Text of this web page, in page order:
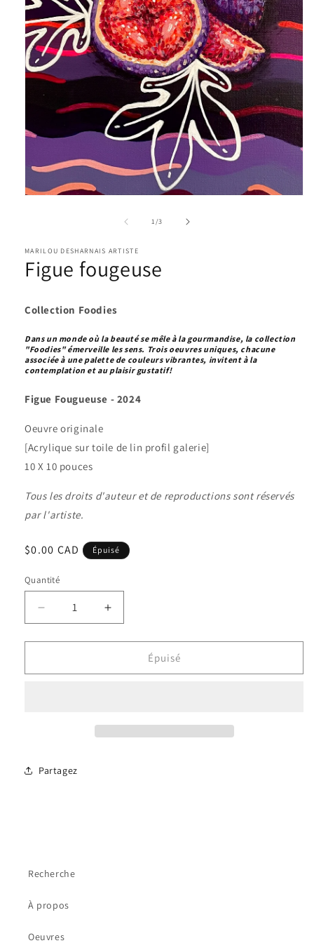
média
1
fenêtre
1/de
3
MARILOU DESHARNAIS ARTISTE
Figue fougeuse
Collection Foodies
Dans un monde où la beauté se mêle à la gourmandise, la collection
"Foodies" émerveille les sens. Trois oeuvres uniques, chacune
associée à une palette de couleurs vibrantes, invitent à la
contemplation et au plaisir gustatif!
Figue Fougueuse - 2024
Oeuvre originale
[Acrylique sur toile de lin profil galerie]
10 X 10 pouces
Tous les droits d'auteur et de reproductions sont réservés
par l'artiste.
Prix
$0.00 CAD Épuisé
Quantité
Quantité
Réduire
la
quantité
Figue
Augmenter
la
quantité
Figue
Épuisé
Partagez
Recherche
À propos
Oeuvres